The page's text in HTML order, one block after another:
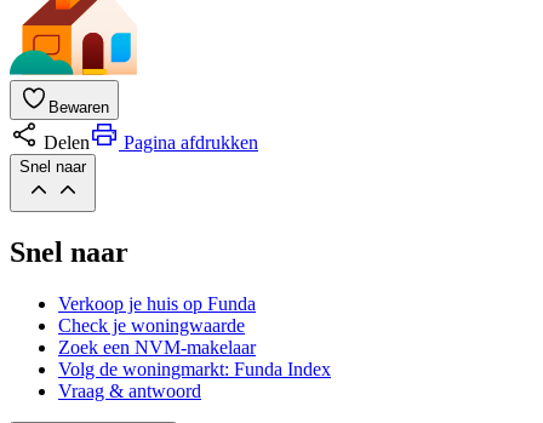
Bewaren
Delen Pagina afdrukken
Snel naar
Snel naar
Verkoop je huis op Funda
Check je woningwaarde
Zoek een NVM-makelaar
Volg de woningmarkt: Funda Index
Vraag & antwoord